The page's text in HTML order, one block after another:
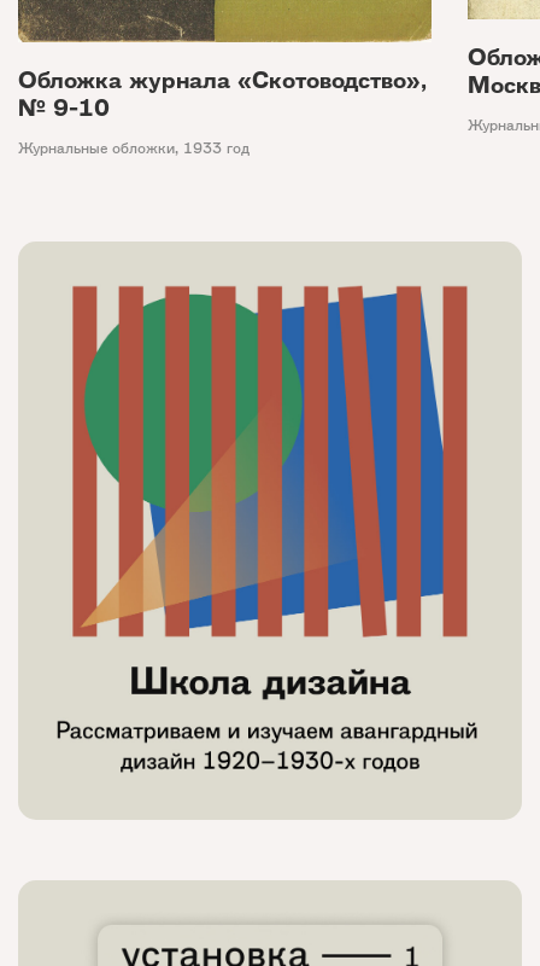
Обложка журнала «Скотоводство»,
№ 9-10
Журнальные обложки, 1933 год